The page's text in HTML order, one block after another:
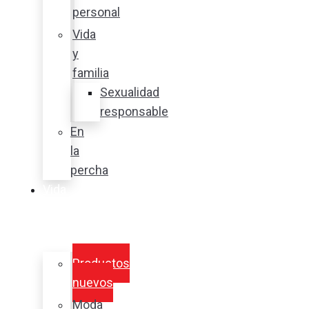
personal
Vida
y
familia
Sexualidad
responsable
En
la
percha
Productos
nuevos
Moda